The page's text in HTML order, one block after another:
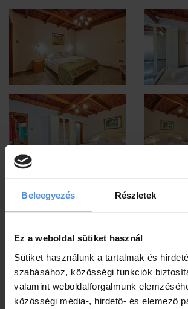
Beleegyezés Részletek
Ez a weboldal sütiket használ
Sütiket használunk a tartalmak és
szabásához, közösségi funkciók
valamint weboldalforgalmunk
közösségi média-, hirdető- és elemező